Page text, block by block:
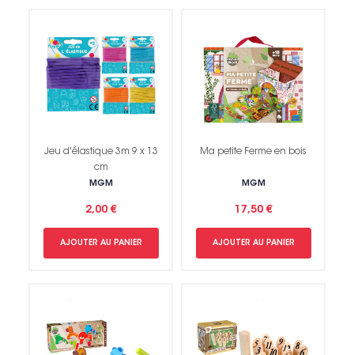
Jeu d'élastique 3m 9 x 13
cm
MGM
2,00 €
AJOUTER AU PANIER
Ma petite Ferme en bois
MGM
17,50 €
AJOUTER AU PANIER